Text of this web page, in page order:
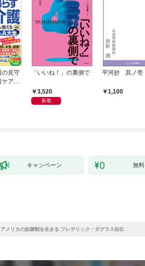
の見守
アの
善の
「いいね！」の裏側で
3,520
新着
平河抄 其ノ壱
1,100
キャンペーン 無料
アメリカの奴隷制を生きる フレデリック・ダグラス自伝